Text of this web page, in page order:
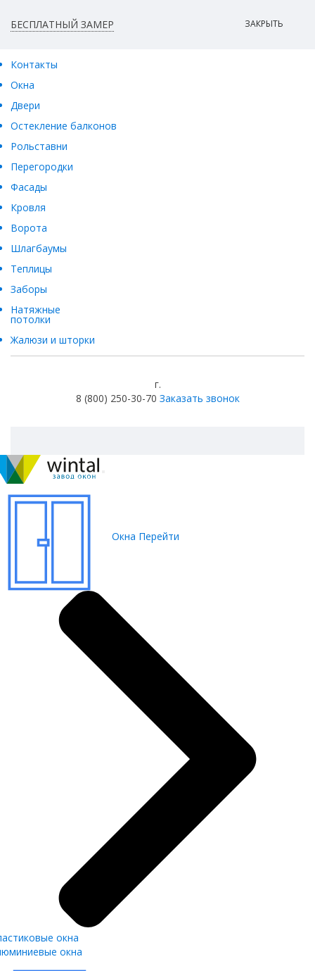
БЕСПЛАТНЫЙ ЗАМЕР ЗАКРЫТЬ
Контакты
Окна
Двери
Остекление балконов
Рольставни
Перегородки
Фасады
Кровля
Ворота
Шлагбаумы
Теплицы
Заборы
Натяжные
потолки
Жалюзи и шторки
г.
8 (800) 250-30-70 Заказать звонок
Окна Перейти
окна
окна